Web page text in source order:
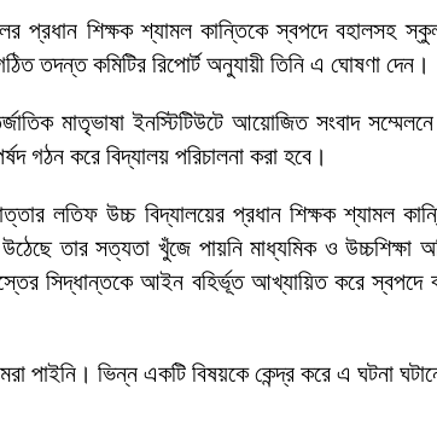
ঈদ সামগ্রী বিতরন
অফিসে ভয়াবহ দুর্নীতি
প্রধান শিক্ষক শ্যামল কান্তিকে স্বপদে বহালসহ
তদন্ত কমিটির রিপোর্ট অনুযায়ী তিনি এ ঘোষণা দেন।
মাতৃভাষা ইনস্টিটিউটে আয়োজিত সংবাদ সম্মেলনে
গঠন করে বিদ্যালয় পরিচালনা করা হবে।
লতিফ উচ্চ বিদ্যালয়ের প্রধান শিক্ষক শ্যামল
তার সত্যতা খুঁজে পায়নি মাধ্যমিক ও উচ্চশিক্ষা
সিদ্ধান্তকে আইন বহির্ভূত আখ্যায়িত করে স্বপদে
পাইনি। ভিন্ন একটি বিষয়কে কেন্দ্র করে এ ঘটনা